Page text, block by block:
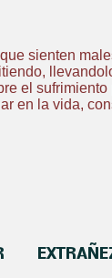
sienten
el
en la vida,